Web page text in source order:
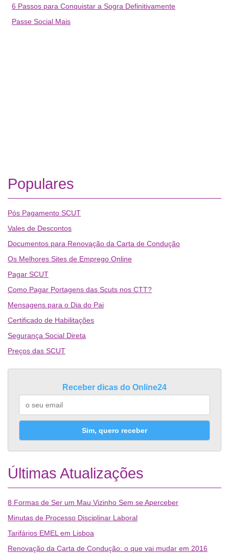
6 Passos para Conquistar a Sogra Definitivamente
Passe Social Mais
Populares
Pós Pagamento SCUT
Vales de Descontos
Documentos para Renovação da Carta de Condução
Os Melhores Sites de Emprego Online
Pagar SCUT
Como Pagar Portagens das Scuts nos CTT?
Mensagens para o Dia do Pai
Certificado de Habilitações
Segurança Social Direta
Preços das SCUT
Receber dicas do Online24
Sim, quero receber
Últimas Atualizações
8 Formas de Ser um Mau Vizinho Sem se Aperceber
Minutas de Processo Disciplinar Laboral
Tarifários EMEL em Lisboa
Renovação da Carta de Condução: o que vai mudar em 2016